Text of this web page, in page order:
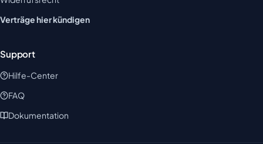
Verträge hier kündigen
Support
Hilfe-Center
FAQ
Dokumentation